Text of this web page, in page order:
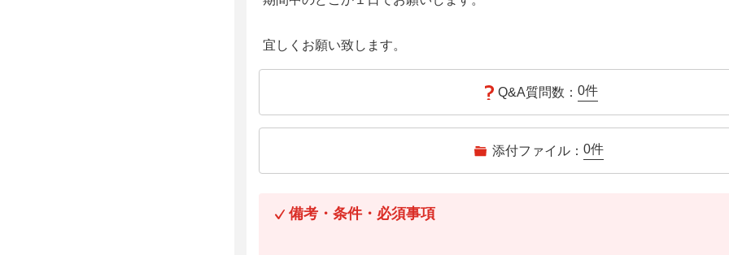
宜しくお願い致します。
Q&A質問数： 0件
添付ファイル： 0件
備考・条件・必須事項